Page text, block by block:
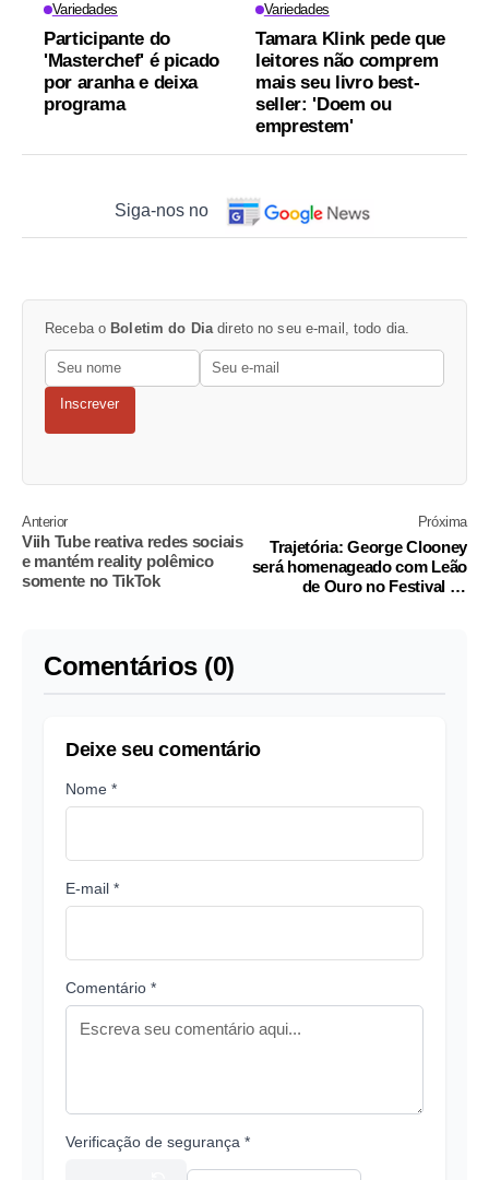
Variedades
Participante do
'Masterchef' é picado
por aranha e deixa
programa
Variedades
Tamara Klink pede que
leitores não comprem
mais seu livro best-
seller: 'Doem ou
emprestem'
Siga-nos no
Receba o Boletim do Diadireto no seu e-mail, todo dia.
Inscrever
Anterior
Viih Tube reativa redes sociais
e mantém reality polêmico
somente no TikTok
Próxima
Trajetória: George Clooney
será homenageado com Leão
de Ouro no Festival de
Comentários (0)
Deixe seu comentário
Nome *
E-mail *
Comentário *
Verificação de segurança *